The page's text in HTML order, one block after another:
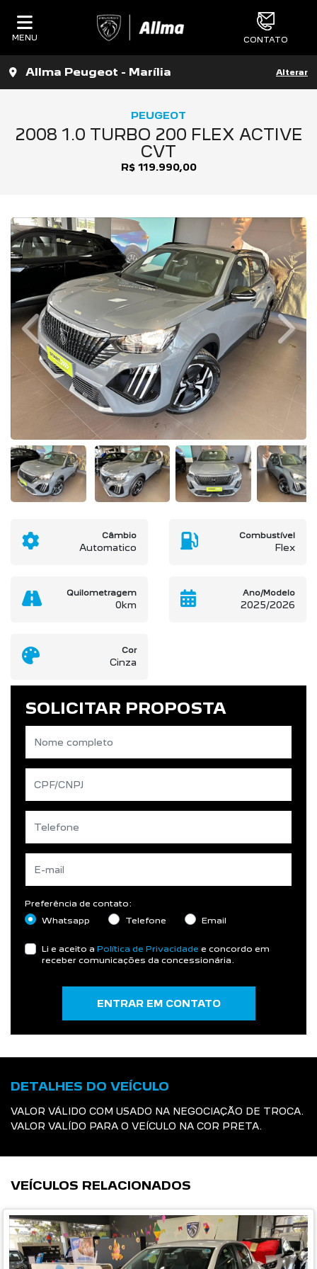
MENU CONTATO
Allma Peugeot - Marília Alterar
PEUGEOT
2008 1.0 TURBO 200 FLEX ACTIVE
CVT
R$ 119.990,00
Previous Next
Câmbio
Automatico
Combustível
Flex
Quilometragem
0km
Ano/Modelo
2025/2026
Cor
Cinza
SOLICITAR PROPOSTA
Preferência de contato:
Whatsapp
Telefone Email
Li e aceito a Política de Privacidade e concordo em
receber comunicações da concessionária.
ENTRAR EM CONTATO
DETALHES DO VEÍCULO
VALOR VÁLIDO COM USADO NA NEGOCIAÇÃO DE TROCA.
VALOR VALÍDO PARA O VEÍCULO NA COR PRETA.
VEÍCULOS RELACIONADOS